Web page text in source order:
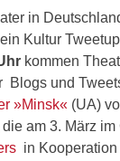
in
ein Kultur
kommen
Blogs und
»Minsk« (UA)
am 3. März
in